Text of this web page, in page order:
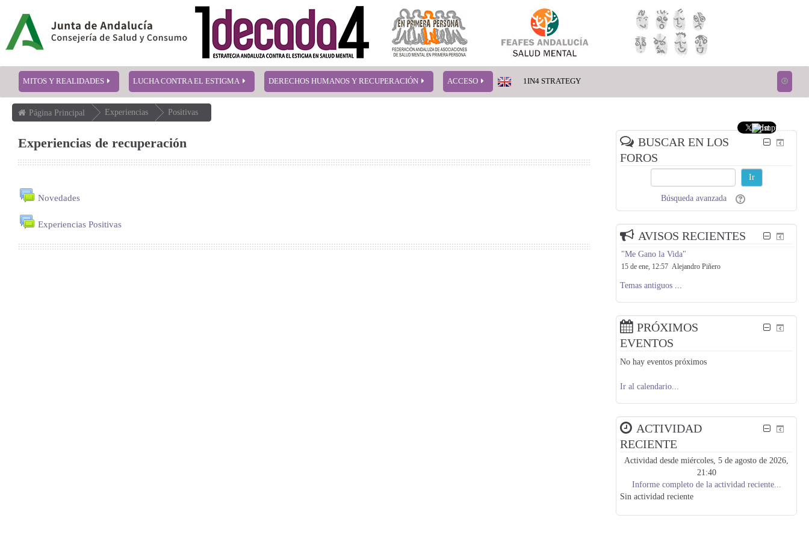
MITOS Y REALIDADES LUCHA CONTRA EL ESTIGMA DERECHOS HUMANOS Y RECUPERACIÓN ACCESO 1IN4 STRATEGY
Página Principal Experiencias Positivas
Experiencias de recuperación
Novedades
Experiencias Positivas
BUSCAR EN LOS
FOROS
Ir
Búsqueda avanzada
AVISOS RECIENTES
15 de ene, 12:57 Alejandro Piñero
"Me Gano la Vida"
Temas antiguos ...
PRÓXIMOS
EVENTOS
No hay eventos próximos
Ir al calendario...
ACTIVIDAD
RECIENTE
Actividad desde miércoles, 5 de agosto de 2026,
21:40
Informe completo de la actividad reciente...
Sin actividad reciente